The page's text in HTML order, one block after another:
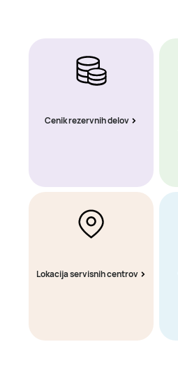
Cenik rezervnih delov
Lokacija servisnih centrov